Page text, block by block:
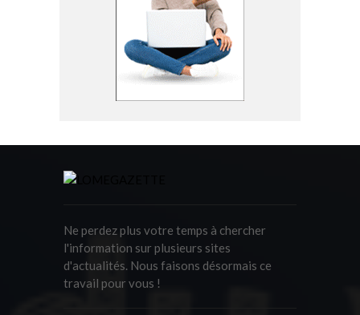
Ne perdez plus votre temps à chercher
l'information sur plusieurs sites
d'actualités. Nous faisons désormais ce
travail pour vous !